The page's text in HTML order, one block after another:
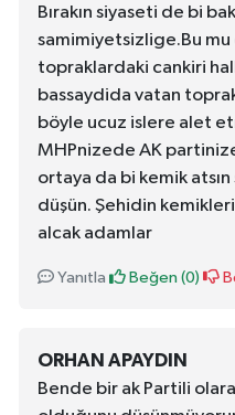
Bırakın siyaseti de bi
samimiyetsizlige.Bu mu
topraklardaki cankiri
bassaydida vatan
böyle ucuz islere alet
MHPnizede AK
ortaya da bi kemik
düşün. Şehidin
alcak adamlar
Yanıtla Beğen (0)
ORHAN APAYDIN
Bende bir ak Partili